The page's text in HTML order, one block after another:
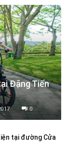
Đặng Tiến
0
tại đường Cửa